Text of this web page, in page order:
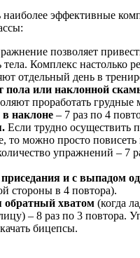
наиболее эффективные
позволяет
Комплекс настолько
отдельный день в
или наклонной
проработать
в наклоне – 7 раз по 4
Если трудно осуществить
то можно просто повисеть
упражнений – 7
и с выпадом
стороны в 4 повтора).
обратный хватом (когда
– 8 раз по 3 повтора.
бицепсы.